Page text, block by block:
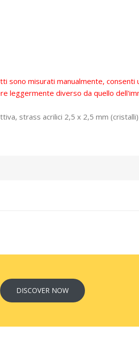
sono misurati manualmente, consenti
leggermente diverso da quello
strass acrilici 2,5 x 2,5 mm
DISCOVER NOW